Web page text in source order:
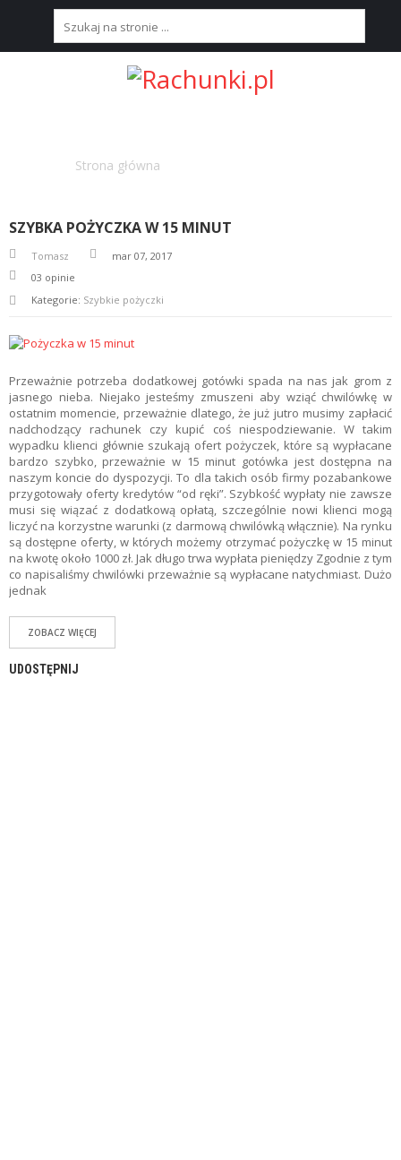
N
A
A
L
E
S
Z
E
O
F
E
R
T
Y
C
H
W
L
W
K
Strona główna
SZYBKA POŻYCZKA W 15 MINUT
Tomasz
mar 07, 2017
03 opinie
Kategorie: Szybkie pożyczki
Przeważnie potrzeba dodatkowej gotówki spada na nas jak grom z
jasnego nieba. Niejako jesteśmy zmuszeni aby wziąć chwilówkę w
ostatnim momencie, przeważnie dlatego, że już jutro musimy zapłacić
nadchodzący rachunek czy kupić coś niespodziewanie. W takim
wypadku klienci głównie szukają ofert pożyczek, które są wypłacane
bardzo szybko, przeważnie w 15 minut gotówka jest dostępna na
naszym koncie do dyspozycji. To dla takich osób firmy pozabankowe
przygotowały oferty kredytów “od ręki”. Szybkość wypłaty nie zawsze
musi się wiązać z dodatkową opłatą, szczególnie nowi klienci mogą
liczyć na korzystne warunki (z darmową chwilówką włącznie). Na rynku
są dostępne oferty, w których możemy otrzymać pożyczkę w 15 minut
na kwotę około 1000 zł. Jak długo trwa wypłata pieniędzy Zgodnie z tym
co napisaliśmy chwilówki przeważnie są wypłacane natychmiast. Dużo
jednak
ZOBACZ WIĘCEJ
UDOSTĘPNIJ